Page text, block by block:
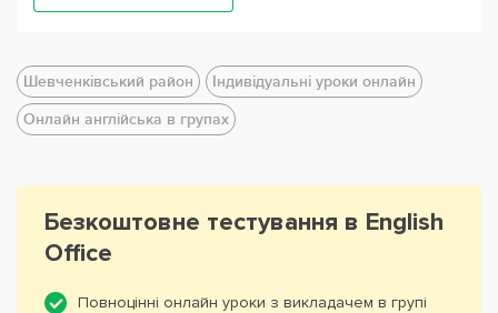
Шевченківський район
Індивідуальні уроки онлайн
Онлайн англійська в групах
Безкоштовне тестування в English
Office
Повноцінні онлайн уроки з викладачем в групі